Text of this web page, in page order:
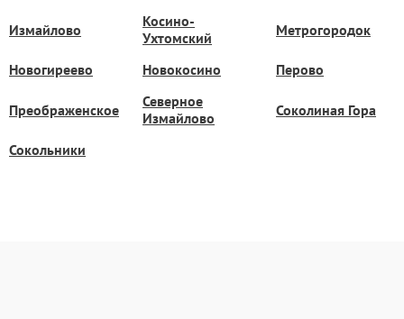
Измайлово
Косино-
Ухтомский
Метрогородок
Новогиреево Новокосино Перово
Преображенское
Северное
Измайлово
Соколиная Гора
Сокольники